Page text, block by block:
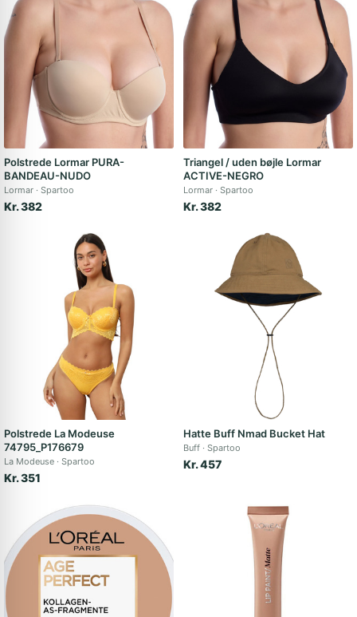
Polstrede Lormar PURA-
BANDEAU-NUDO
Lormar Spartoo
Kr. 382
Triangel / uden bøjle Lormar
ACTIVE-NEGRO
Lormar Spartoo
Kr. 382
Polstrede La Modeuse
74795_P176679
La Modeuse Spartoo
Kr. 351
Hatte Buff Nmad Bucket Hat
Buff Spartoo
Kr. 457